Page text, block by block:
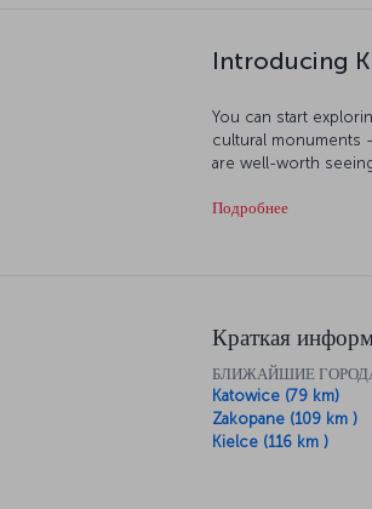
Introducing
You can start
cultural monuments
are well-worth
interesting museums
Подробнее
Краткая
БЛИЖАЙШИЕ
Katowice (79 km)
Zakopane (109 km )
Kielce (116 km )